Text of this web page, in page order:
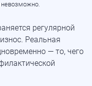
невозможно.
регулярной
Реальная
— то, чего